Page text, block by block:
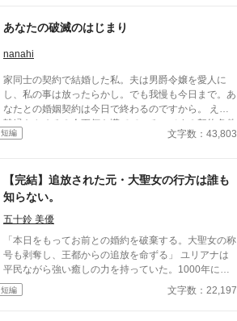
てあまりにも唐突で、あまりにも冷たいものだった。
「……離れる、とはどういう意味でございますか」
「つまり、この城にいないでほしい、ということだ。
い」 アリシアは、ゆっくりと目を閉じた。指先が
わずかに震えるのを、彼女は必死に抑えていた。この
男の前で、自分が動揺している姿を見せたくなかった
からだ。
あなたの破滅のはじまり
nanahi
家同士の契約で結婚した私。夫は男爵令嬢を愛人に
し、私の事は放ったらかし。でも我慢も今日まで。あ
なたとの婚姻契約は今日で終わるのですから。 え？
離縁をやめる？今更何を慌てているのです？契約条件
に目を通していなかったんですか？ あなたを待って
そんなヴィヴィアンの元に隣の大陸の王ジェハスより
婚姻の話が舞い込む。 子爵の五男アレクに淡い恋心
ィヴィアン。アレクのことが忘れられずにいたヴィヴ
ィアンは婚姻話を断るつもりだったが、王命により強
制的に婚姻させられてしまう。 だが、ジェハス王は
ゴールダー家の巨万の富が目的だった。王妃として迎
えられたヴィヴィアンだったが、お飾りの王妃として
扱われて冷遇される。しかも、ジェハスには側妃がす
短編 文字数：43,803
【完結】追放された元・大聖女の行方は誰も
知らない。
五十鈴 美優
「本日をもってお前との婚約を破棄する。大聖女の称
号も剥奪し、王都からの追放を命ずる」 ユリアナは
平民ながら強い癒しの力を持っていた。1000年に一
度現れるとされる大聖女の称号を得て、婚約者となっ
た王子リッドと共に魔物討伐に邁進する日々を送って
短編 文字数：22,197